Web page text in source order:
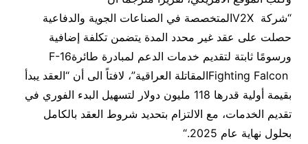
“شركة V2Xالمتخصصة في الصناعات الجوية والدفاعية
حصلت على عقد غير محدد المدة يتضمن تكلفة إضافية
ورسومًا ثابتة لتقديم خدمات الدعم لمبادرة طائرةF-16
Fighting Falconالمقاتلة العراقية”، لافتاً الى أن “العقد يبدأ
بقيمة أولية قدرها 118 مليون دولار لتسهيل البدء الفوري في
تقديم الخدمات، مع الالتزام بتحديد شروط العقد بالكامل
بحلول نهاية عام 2025
“.